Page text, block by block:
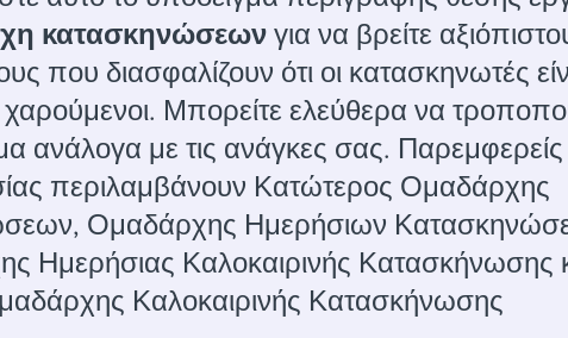
employee experiences
Workable customer stories
Workable customer stories
Workable customer stories
κατασκηνώσεωνγια να βρείτε
που διασφαλίζουν ότι οι κατασκηνωτές
χαρούμενοι. Μπορείτε ελεύθερα να
ανάλογα με τις ανάγκες σας. Παρεμφερείς
περιλαμβάνουν Κατώτερος Ομαδάρχης
Ομαδάρχης Ημερήσιων
Ημερήσιας Καλοκαιρινής Κατασκήνωσης
Καλοκαιρινής Κατασκήνωσης